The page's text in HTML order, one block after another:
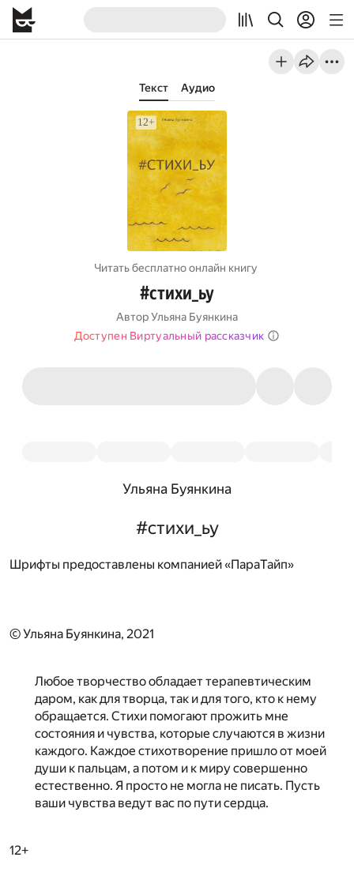
Текст Аудио
Читать бесплатно онлайн книгу
#стихи_ьу
АвторУльяна Буянкина
Доступен Виртуальный рассказчик
Ульяна Буянкина
#стихи_ьу
Шрифты предоставлены компанией «ПараТайп»
© Ульяна Буянкина, 2021
Любое творчество обладает терапевтическим
даром, как для творца, так и для того, кто к нему
обращается. Стихи помогают прожить мне
состояния и чувства, которые случаются в жизни
каждого. Каждое стихотворение пришло от моей
души к пальцам, а потом и к миру совершенно
естественно. Я просто не могла не писать. Пусть
ваши чувства ведут вас по пути сердца.
12+